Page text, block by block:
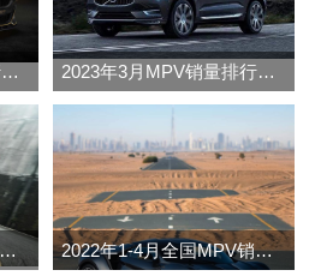
2023年5月MPV销量排行榜完整版名单 2023年3月MPV销量排行榜完整版名单
2022年1-5月MPV销量排行榜 2022年1-4月全国MPV销量排行榜完整版